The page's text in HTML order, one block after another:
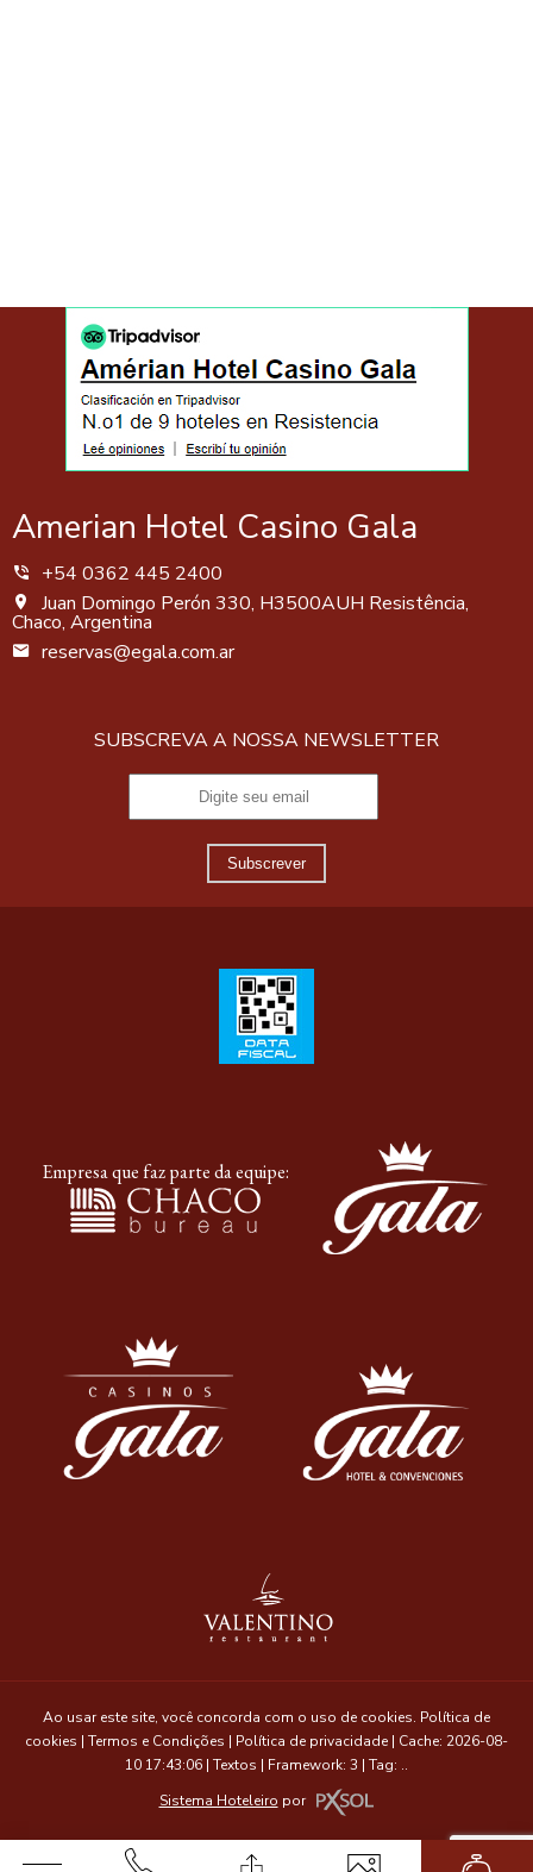
Amerian Hotel Casino Gala
+54 0362 445 2400
Juan Domingo Perón 330, H3500AUH Resistência,
Chaco, Argentina
reservas@egala.com.ar
SUBSCREVA A NOSSA NEWSLETTER
Subscrever
Empresa que faz parte da equipe:
Ao usar este site, você concorda com o uso de cookies. Política de
cookies | Termos e Condições | Política de privacidade | Cache: 2026-08-
10 17:43:06 | Textos | Framework: 3 | Tag: ..
Sistema Hoteleiro por